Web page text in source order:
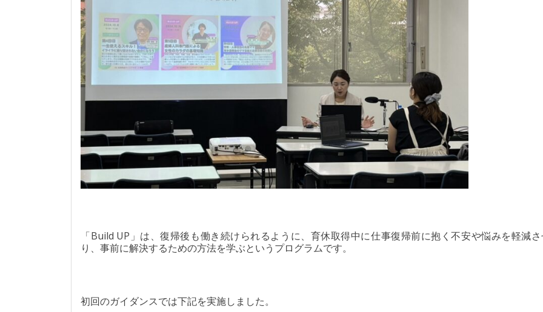
「Build UP」は、復帰後も働き続けられるように、育休取得中に仕事復帰前に抱く不安や悩みを軽減
り、事前に解決するための方法を学ぶというプログラムです。
初回のガイダンスでは下記を実施しました。